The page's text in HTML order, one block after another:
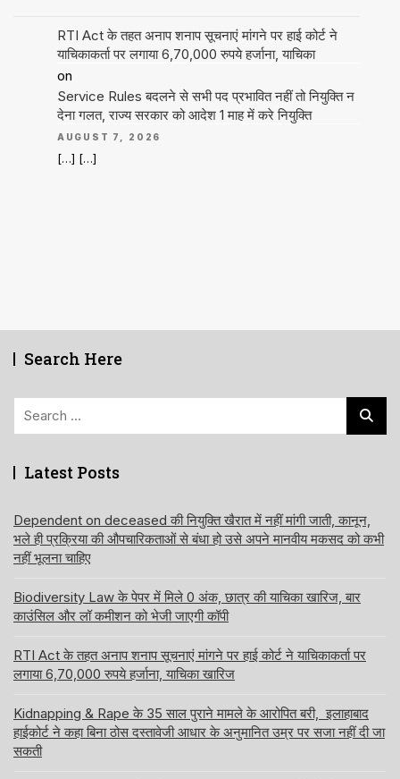
RTI Act के तहत अनाप शनाप सूचनाएं मांगने पर हाई कोर्ट ने
याचिकाकर्ता पर लगाया 6,70,000 रुपये हर्जाना, याचिका
on
Service Rules बदलने से सभी पद प्रभावित नहीं तो नियुक्ति न
देना गलत, राज्य सरकार को आदेश 1 माह में करे नियुक्ति
AUGUST 7, 2026
[…] […]
Search Here
Latest Posts
Dependent on deceased की नियुक्ति खैरात में नहीं मांगी जाती, कानून,
भले ही प्रक्रिया की औपचारिकताओं से बंधा हो उसे अपने मानवीय मकसद को कभी
नहीं भूलना चाहिए
Biodiversity Law के पेपर में मिले 0 अंक, छात्र की याचिका खारिज, बार
काउंसिल और लॉ कमीशन को भेजी जाएगी कॉपी
RTI Act के तहत अनाप शनाप सूचनाएं मांगने पर हाई कोर्ट ने याचिकाकर्ता पर
लगाया 6,70,000 रुपये हर्जाना, याचिका खारिज
Kidnapping & Rape के 35 साल पुराने मामले के आरोपित बरी, इलाहाबाद
हाईकोर्ट ने कहा बिना ठोस दस्तावेजी आधार के अनुमानित उम्र पर सजा नहीं दी जा
सकती